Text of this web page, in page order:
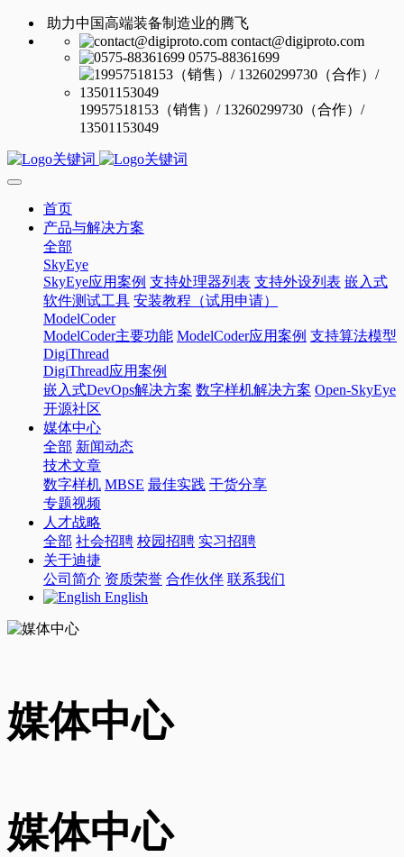
助力中国高端装备制造业的腾飞
contact@digiproto.com
0575-88361699
19957518153（销售）/ 13260299730（合作）/
13501153049
首页
产品与解决方案
全部
SkyEye
SkyEye应用案例 支持处理器列表 支持外设列表 嵌入式
软件测试工具 安装教程（试用申请）
ModelCoder
ModelCoder主要功能 ModelCoder应用案例 支持算法模型
DigiThread
DigiThread应用案例
嵌入式DevOps解决方案 数字样机解决方案 Open-SkyEye
开源社区
媒体中心
全部 新闻动态
技术文章
数字样机 MBSE 最佳实践 干货分享
专题视频
人才战略
全部 社会招聘 校园招聘 实习招聘
关于迪捷
公司简介 资质荣誉 合作伙伴 联系我们
English
媒体中心
媒体中心